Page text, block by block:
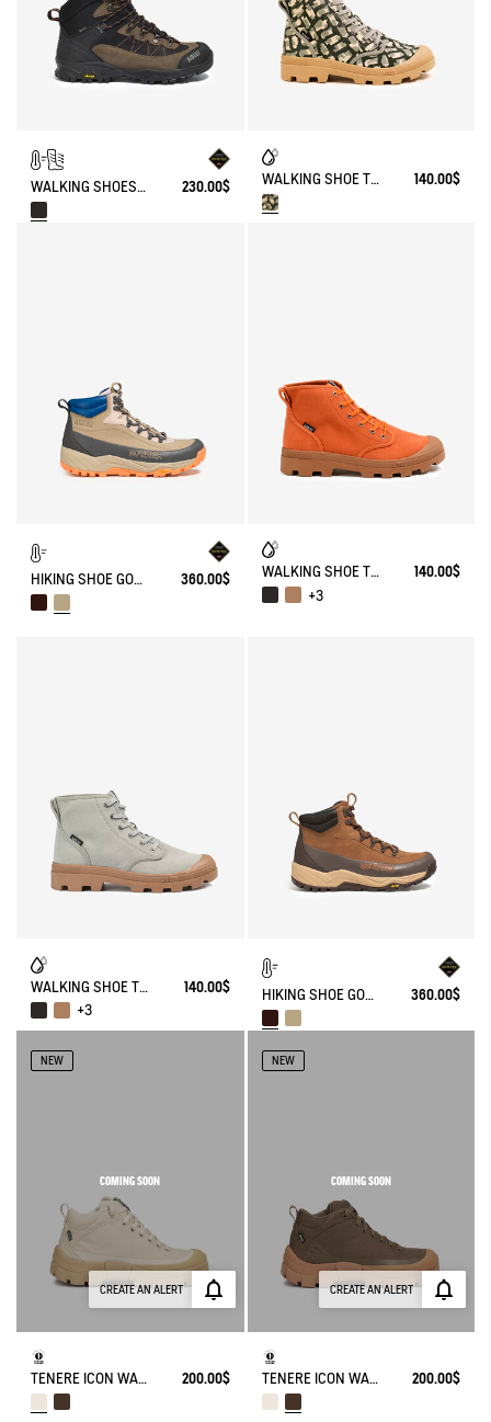
WALKING SHOES WATERPROOF WITH VIBRAM OUTSOLE . 230.00$ WALKING SHOE TENERE 140.00$
HIKING SHOE GORE-TEX OVERTRACK 360.00$ WALKING SHOE TENERE
140.00$
+3
WALKING SHOE TENERE
140.00$
+3
HIKING SHOE GORE-TEX OVERTRACK 360.00$
COMING SOON
CREATE AN ALERT
NEW
TENERE ICON WALKING SHOE ENRGCORE & DURACOMP™ 200.00$
COMING SOON
CREATE AN ALERT
NEW
TENERE ICON WALKING SHOE ENRGCORE & DURACOMP™ 200.00$